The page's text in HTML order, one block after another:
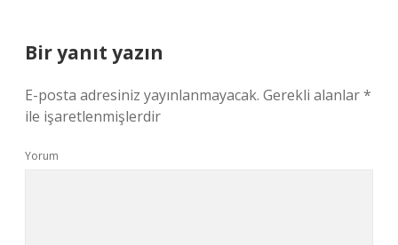
Bir yanıt yazın
E-posta adresiniz yayınlanmayacak. Gerekli alanlar*
ile işaretlenmişlerdir
Yorum